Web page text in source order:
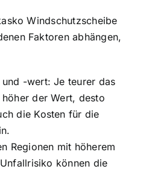
Windschutzscheibe
Faktoren abhängen,
-wert: Je teurer das
der Wert, desto
die Kosten für die
Regionen mit höherem
können die